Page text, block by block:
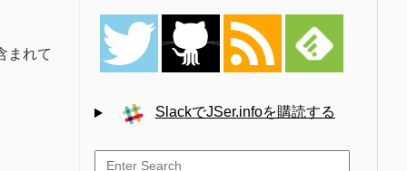
まれて
SlackでJSer.infoを購読する